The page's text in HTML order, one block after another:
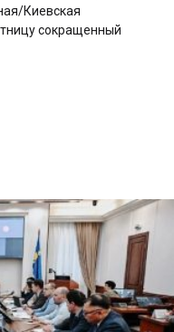
Киевская
сокращенный